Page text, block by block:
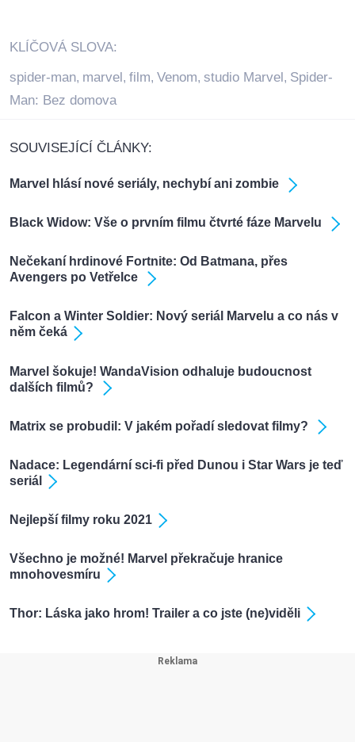
KLÍČOVÁ SLOVA:
spider-man, marvel , film, Venom, studio Marvel , Spider-
Man: Bez domova
SOUVISEJÍCÍ ČLÁNKY:
Marvel hlásí nové seriály, nechybí ani zombie
Black Widow: Vše o prvním filmu čtvrté fáze Marvelu
Nečekaní hrdinové Fortnite: Od Batmana, přes
Avengers po Vetřelce
Falcon a Winter Soldier: Nový seriál Marvelu a co nás v
něm čeká
Marvel šokuje! WandaVision odhaluje budoucnost
dalších filmů?
Matrix se probudil: V jakém pořadí sledovat filmy?
Nadace: Legendární sci-fi před Dunou i Star Wars je teď
seriál
Nejlepší filmy roku 2021
Všechno je možné! Marvel překračuje hranice
mnohovesmíru
Thor: Láska jako hrom! Trailer a co jste (ne)viděli